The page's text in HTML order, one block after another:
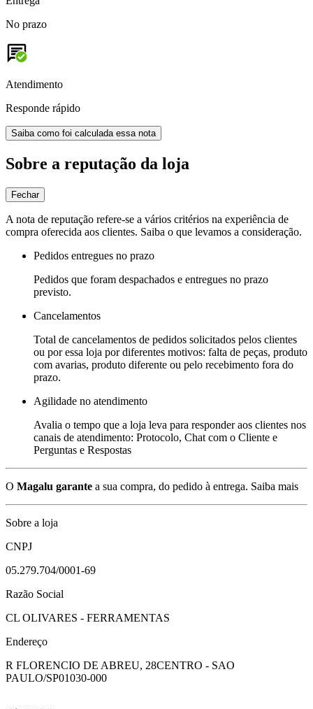
No prazo
Atendimento
Responde rápido
Saiba como foi calculada essa nota
Sobre a reputação da loja
Fechar
A nota de reputação refere-se a vários critérios na experiência de
compra oferecida aos clientes. Saiba o que levamos a consideração.
Pedidos entregues no prazo
Pedidos que foram despachados e entregues no prazo
previsto.
Cancelamentos
Total de cancelamentos de pedidos solicitados pelos clientes
ou por essa loja por diferentes motivos: falta de peças, produto
com avarias, produto diferente ou pelo recebimento fora do
prazo.
Agilidade no atendimento
Avalia o tempo que a loja leva para responder aos clientes nos
canais de atendimento: Protocolo, Chat com o Cliente e
Perguntas e Respostas
O Magalu garante a sua compra, do pedido à entrega. Saiba mais
Sobre a loja
CNPJ
05.279.704/0001-69
Razão Social
CL OLIVARES - FERRAMENTAS
Endereço
R FLORENCIO DE ABREU, 28CENTRO - SAO
PAULO/SP01030-000